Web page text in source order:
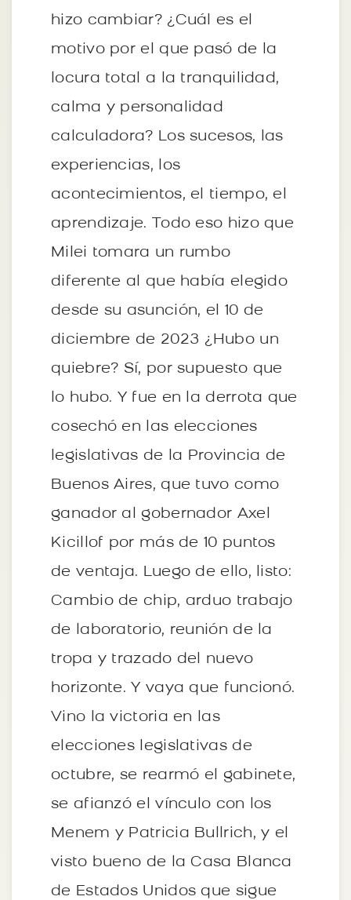
hizo cambiar? ¿Cuál es el
motivo por el que pasó de la
locura total a la tranquilidad,
calma y personalidad
calculadora? Los sucesos, las
experiencias, los
acontecimientos, el tiempo, el
aprendizaje. Todo eso hizo que
Milei tomara un rumbo
diferente al que había elegido
desde su asunción, el 10 de
diciembre de 2023 ¿Hubo un
quiebre? Sí, por supuesto que
lo hubo. Y fue en la derrota que
cosechó en las elecciones
legislativas de la Provincia de
Buenos Aires, que tuvo como
ganador al gobernador Axel
Kicillof por más de 10 puntos
de ventaja. Luego de ello, listo:
Cambio de chip, arduo trabajo
de laboratorio, reunión de la
tropa y trazado del nuevo
horizonte. Y vaya que funcionó.
Vino la victoria en las
elecciones legislativas de
octubre, se rearmó el gabinete,
se afianzó el vínculo con los
Menem y Patricia Bullrich, y el
visto bueno de la Casa Blanca
de Estados Unidos que sigue